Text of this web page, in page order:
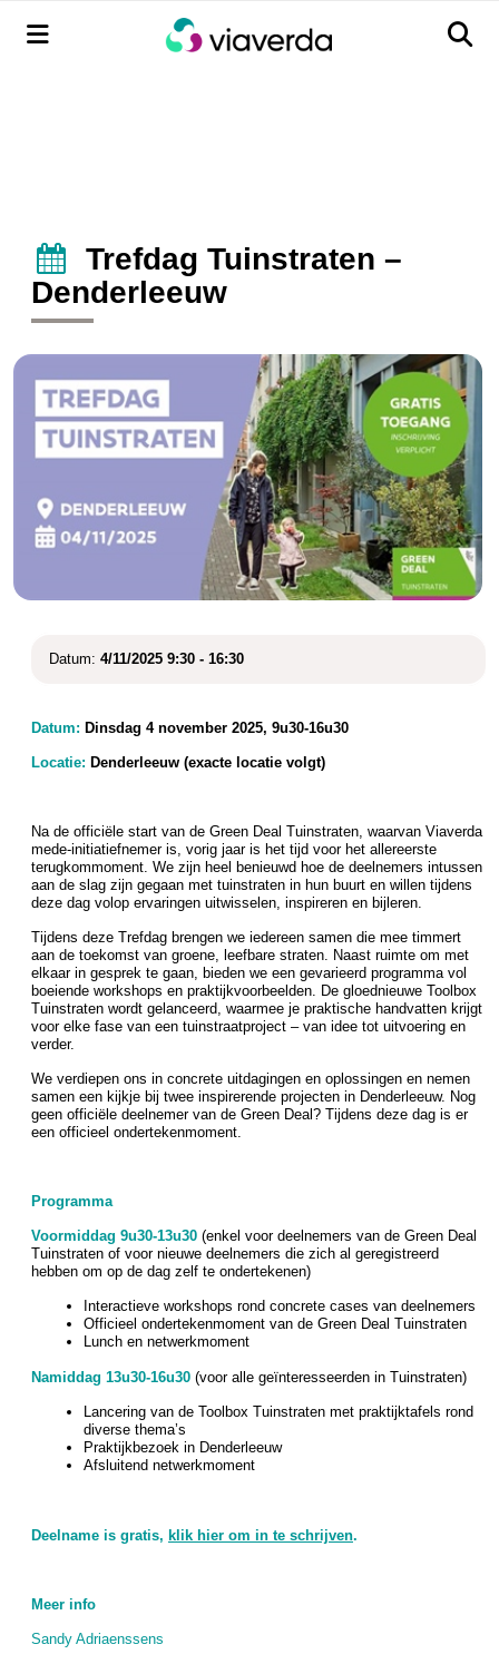
Menu Menu
Trefdag Tuinstraten –
Denderleeuw
Datum: 4/11/2025 9:30 - 16:30
Datum: Dinsdag 4 november 2025, 9u30-16u30
Locatie: Denderleeuw (exacte locatie volgt)
Na de officiële start van de Green Deal Tuinstraten, waarvan Viaverda
mede-initiatiefnemer is, vorig jaar is het tijd voor het allereerste
terugkommoment. We zijn heel benieuwd hoe de deelnemers intussen
aan de slag zijn gegaan met tuinstraten in hun buurt en willen tijdens
deze dag volop ervaringen uitwisselen, inspireren en bijleren.
Tijdens deze Trefdag brengen we iedereen samen die mee timmert
aan de toekomst van groene, leefbare straten. Naast ruimte om met
elkaar in gesprek te gaan, bieden we een gevarieerd programma vol
boeiende workshops en praktijkvoorbeelden. De gloednieuwe Toolbox
Tuinstraten wordt gelanceerd, waarmee je praktische handvatten krijgt
voor elke fase van een tuinstraatproject – van idee tot uitvoering en
verder.
We verdiepen ons in concrete uitdagingen en oplossingen en nemen
samen een kijkje bij twee inspirerende projecten in Denderleeuw. Nog
geen officiële deelnemer van de Green Deal? Tijdens deze dag is er
een officieel ondertekenmoment.
Programma
Voormiddag 9u30-13u30 (enkel voor deelnemers van de Green Deal
Tuinstraten of voor nieuwe deelnemers die zich al geregistreerd
hebben om op de dag zelf te ondertekenen)
Interactieve workshops rond concrete cases van deelnemers
Officieel ondertekenmoment van de Green Deal Tuinstraten
Lunch en netwerkmoment
Namiddag 13u30-16u30 (voor alle geïnteresseerden in Tuinstraten)
Lancering van de Toolbox Tuinstraten met praktijktafels rond
diverse thema’s
Praktijkbezoek in Denderleeuw
Afsluitend netwerkmoment
Deelname is gratis, klik hier om in te schrijven.
Meer info
Sandy Adriaenssens